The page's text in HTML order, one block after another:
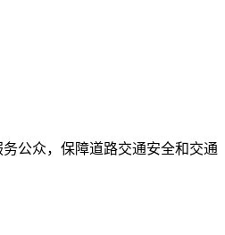
公众，保障道路交通安全和交通